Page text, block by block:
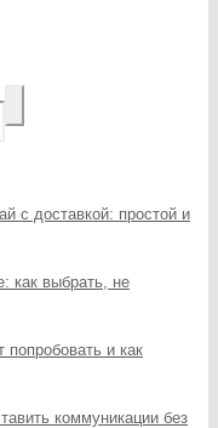
с доставкой: простой и
как выбрать, не
попробовать и как
коммуникации без